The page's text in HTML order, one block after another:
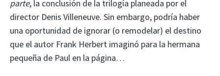
parte, la conclusión de la trilogía planeada por el
director Denis Villeneuve. Sin embargo, podría haber
una oportunidad de ignorar (o remodelar) el destino
que el autor Frank Herbert imaginó para la hermana
pequeña de Paul en la página…